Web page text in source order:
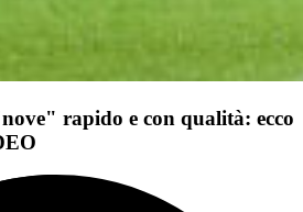
rapido e con qualità: ecco